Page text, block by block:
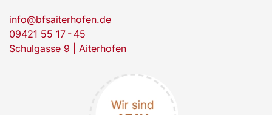
info@bfsaiterhofen.de
09421 55 17 - 45
Schulgasse 9 | Aiterhofen